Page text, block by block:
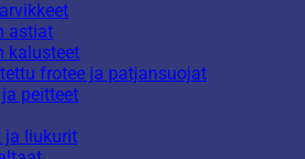
astiat
kalusteet
frotee ja patjansuojat
peitteet
ja liukurit